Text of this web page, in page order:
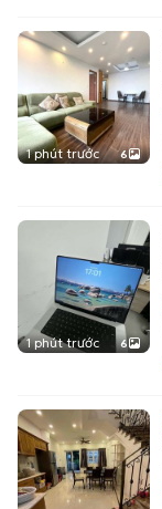
1 phút trước 6
1 phút trước 6